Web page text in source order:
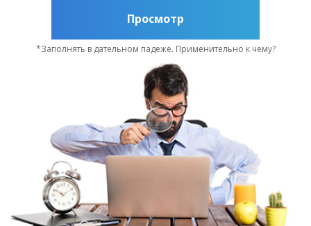
Просмотр
*Заполнять в дательном падеже. Применительно к чему?